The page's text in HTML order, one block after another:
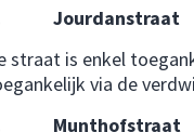
Jourdanstraat
straat is enkel
via de
Munthofstraat